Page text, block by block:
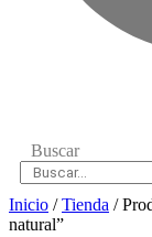
Buscar
Inicio /Tienda /
natural”